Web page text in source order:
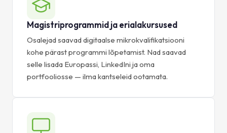
Magistriprogrammid ja erialakursused
Osalejad saavad digitaalse mikrokvalifikatsiooni
kohe pärast programmi lõpetamist. Nad saavad
selle lisada Europassi, LinkedIni ja oma
portfooliosse — ilma kantseleid ootamata.